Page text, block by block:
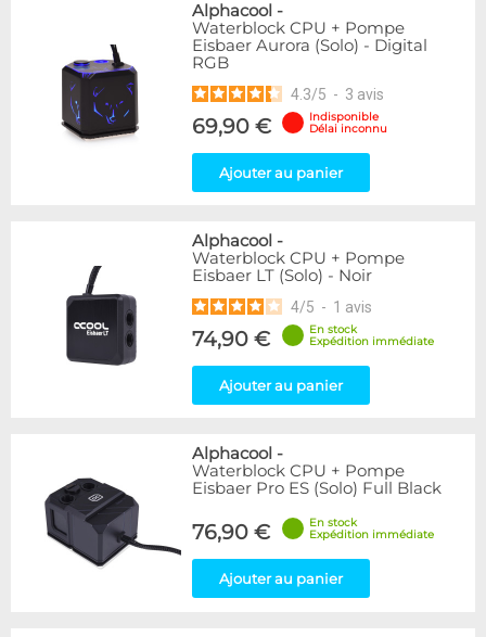
Alphacool -
Waterblock CPU + Pompe
Eisbaer Aurora (Solo) - Digital
RGB
4.3/5 - 3 avis
69,90 €
Indisponible
Délai inconnu
Ajouter au panier
Alphacool -
Waterblock CPU + Pompe
Eisbaer LT (Solo) - Noir
4/5 - 1 avis
74,90 €
En stock
Expédition immédiate
Ajouter au panier
Alphacool -
Waterblock CPU + Pompe
Eisbaer Pro ES (Solo) Full Black
76,90 €
En stock
Expédition immédiate
Ajouter au panier